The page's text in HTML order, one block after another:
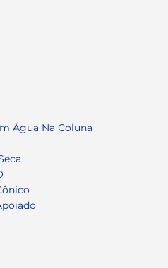
Água Na Coluna